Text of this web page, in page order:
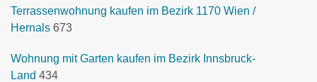
Terrassenwohnung kaufen im Bezirk 1170 Wien /
Hernals 673
Wohnung mit Garten kaufen im Bezirk Innsbruck-
Land 434